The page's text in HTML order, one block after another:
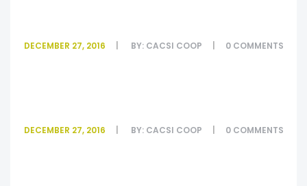
DECEMBER 27, 2016 BY: CACSI COOP 0 COMMENTS
DECEMBER 27, 2016 BY: CACSI COOP 0 COMMENTS